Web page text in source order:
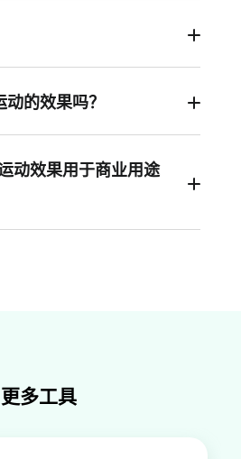
实感，将静态图像转化为具有
照片，选择一个预设或输入简
的效果吗？
其 AI 视频生成器中通过文本
效果——例如推拉变焦（dolly
动效果用于商业用途
更多工具